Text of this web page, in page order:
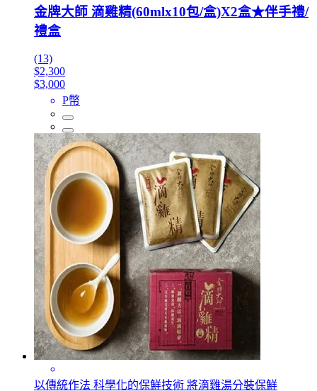
金牌大師 滴雞精(60mlx10包/盒)X2盒★伴手禮/
禮盒
(13)
$2,300
$3,000
P幣
以傳統作法 科學化的保鮮技術 將滴雞湯分裝保鮮